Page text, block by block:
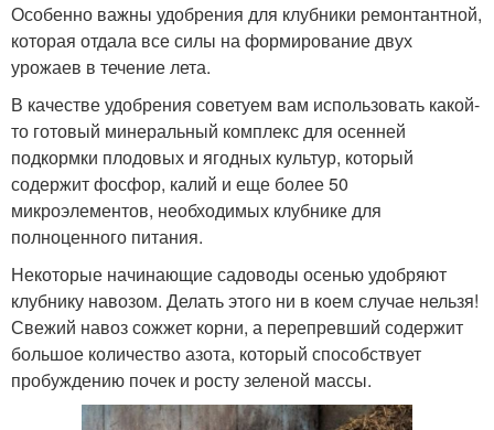
Особенно важны удобрения для клубники ремонтантной,
которая отдала все силы на формирование двух
урожаев в течение лета.
В качестве удобрения советуем вам использовать какой-
то готовый минеральный комплекс для осенней
подкормки плодовых и ягодных культур, который
содержит фосфор, калий и еще более 50
микроэлементов, необходимых клубнике для
полноценного питания.
Некоторые начинающие садоводы осенью удобряют
клубнику навозом. Делать этого ни в коем случае нельзя!
Свежий навоз сожжет корни, а перепревший содержит
большое количество азота, который способствует
пробуждению почек и росту зеленой массы.